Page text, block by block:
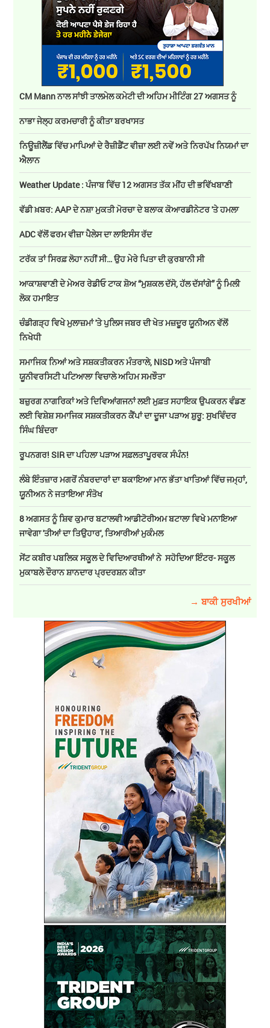
CM Mann ਨਾਲ ਸਾਂਝੀ ਤਾਲਮੇਲ ਕਮੇਟੀ ਦੀ ਅਹਿਮ ਮੀਟਿੰਗ 27 ਅਗਸਤ ਨੂੰ
ਨਾਭਾ ਜੇਲ੍ਹ ਕਰਮਚਾਰੀ ਨੂੰ ਕੀਤਾ ਬਰਖਾਸਤ
ਨਿਊਜ਼ੀਲੈਂਡ ਵਿੱਚ ਮਾਪਿਆਂ ਦੇ ਰੈਜ਼ੀਡੈਂਟ ਵੀਜ਼ਾ ਲਈ ਨਵੇਂ ਅਤੇ ਨਿਰਪੱਖ ਨਿਯਮਾਂ ਦਾ
ਐਲਾਨ
Weather Update : ਪੰਜਾਬ ਵਿੱਚ 12 ਅਗਸਤ ਤੱਕ ਮੀਂਹ ਦੀ ਭਵਿੱਖਬਾਣੀ
ਵੱਡੀ ਖ਼ਬਰ: AAP ਦੇ ਨਸ਼ਾ ਮੁਕਤੀ ਮੋਰਚਾ ਦੇ ਬਲਾਕ ਕੋਆਰਡੀਨੇਟਰ 'ਤੇ ਹਮਲਾ
ADC ਵੱਲੋਂ ਫਰਮ ਵੀਜ਼ਾ ਪੈਲੇਸ ਦਾ ਲਾਇਸੰਸ ਰੱਦ
ਟਰੱਕ ਤਾਂ ਸਿਰਫ਼ ਲੋਹਾ ਨਹੀਂ ਸੀ… ਉਹ ਮੇਰੇ ਪਿਤਾ ਦੀ ਕੁਰਬਾਨੀ ਸੀ
ਆਕਾਸ਼ਵਾਣੀ ਦੇ ਮੇਅਰ ਰੇਡੀਓ ਟਾਕ ਸ਼ੋਅ “ਮੁਸ਼ਕਲ ਦੱਸੋ, ਹੱਲ ਦੱਸਾਂਗੇ” ਨੂੰ ਮਿਲੀ
ਲੋਕ ਹਮਾਇਤ
ਚੰਡੀਗੜ੍ਹ ਵਿਖੇ ਮੁਲਾਜ਼ਮਾਂ 'ਤੇ ਪੁਲਿਸ ਜਬਰ ਦੀ ਖੇਤ ਮਜ਼ਦੂਰ ਯੂਨੀਅਨ ਵੱਲੋਂ
ਨਿਖੇਧੀ
ਸਮਾਜਿਕ ਨਿਆਂ ਅਤੇ ਸਸ਼ਕਤੀਕਰਨ ਮੰਤਰਾਲੇ, NISD ਅਤੇ ਪੰਜਾਬੀ
ਯੂਨੀਵਰਸਿਟੀ ਪਟਿਆਲਾ ਵਿਚਾਲੇ ਅਹਿਮ ਸਮਝੌਤਾ
ਬਜ਼ੁਰਗ ਨਾਗਰਿਕਾਂ ਅਤੇ ਦਿਵਿਆਂਗਜਨਾਂ ਲਈ ਮੁਫ਼ਤ ਸਹਾਇਕ ਉਪਕਰਨ ਵੰਡਣ
ਲਈ ਵਿਸ਼ੇਸ਼ ਸਮਾਜਿਕ ਸਸ਼ਕਤੀਕਰਨ ਕੈਂਪਾਂ ਦਾ ਦੂਜਾ ਪੜਾਅ ਸ਼ੁਰੂ: ਸੁਖਵਿੰਦਰ
ਸਿੰਘ ਬਿੰਦਰਾ
ਰੂਪਨਗਰ! SIR ਦਾ ਪਹਿਲਾ ਪੜਾਅ ਸਫ਼ਲਤਾਪੂਰਵਕ ਸੰਪੰਨ!
ਲੰਬੇ ਇੰਤਜ਼ਾਰ ਮਗਰੋਂ ਨੰਬਰਦਾਰਾਂ ਦਾ ਬਕਾਇਆ ਮਾਨ ਭੱਤਾ ਖਾਤਿਆਂ ਵਿੱਚ ਜਮ੍ਹਾਂ,
ਯੂਨੀਅਨ ਨੇ ਜਤਾਇਆ ਸੰਤੋਖ
8 ਅਗਸਤ ਨੂੰ ਸ਼ਿਵ ਕੁਮਾਰ ਬਟਾਲਵੀ ਆਡੀਟੋਰੀਅਮ ਬਟਾਲਾ ਵਿਖੇ ਮਨਾਇਆ
ਜਾਵੇਗਾ 'ਤੀਆਂ ਦਾ ਤਿਉਹਾਰ', ਤਿਆਰੀਆਂ ਮੁਕੰਮਲ
ਸੇਂਟ ਕਬੀਰ ਪਬਲਿਕ ਸਕੂਲ ਦੇ ਵਿਦਿਆਰਥੀਆਂ ਨੇ ਸਹੋਦਿਆ ਇੰਟਰ- ਸਕੂਲ
ਮੁਕਾਬਲੇ ਦੌਰਾਨ ਸ਼ਾਨਦਾਰ ਪ੍ਰਦਰਸ਼ਨ ਕੀਤਾ
→ ਬਾਕੀ ਸੁਰਖੀਆਂ